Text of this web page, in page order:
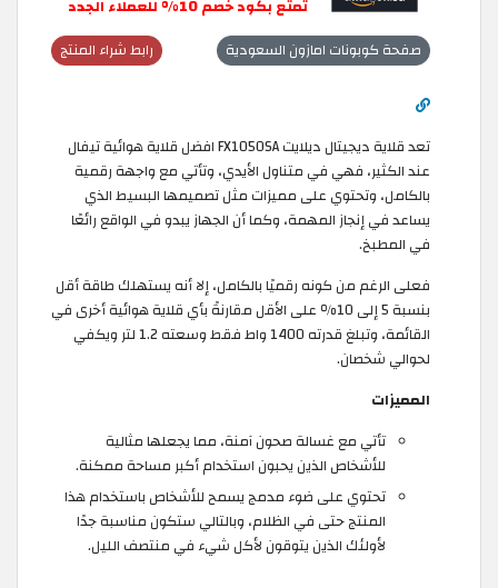
تمتع بكود خصم 10% للعملاء الجدد
رابط شراء المنتج صفحة كوبونات امازون السعودية
تعد قلاية ديجيتال ديلايت FX1050SA افضل قلاية هوائية تيفال
عند الكثير، فهي في متناول الأيدي، وتأتي مع واجهة رقمية
بالكامل، وتحتوي على مميزات مثل تصميمها البسيط الذي
يساعد في إنجاز المهمة، وكما أن الجهاز يبدو في الواقع رائعًا
في المطبخ.
فعلى الرغم من كونه رقميًا بالكامل، إلا أنه يستهلك طاقة أقل
بنسبة 5 إلى 10٪ على الأقل مقارنةً بأي قلاية هوائية أخرى في
القائمة، وتبلغ قدرته 1400 واط فقط وسعته 1.2 لتر ويكفي
لحوالي شخصان.
المميزات
تأتي مع غسالة صحون آمنة، مما يجعلها مثالية
للأشخاص الذين يحبون استخدام أكبر مساحة ممكنة.
تحتوي على ضوء مدمج يسمح للأشخاص باستخدام هذا
المنتج حتى في الظلام، وبالتالي ستكون مناسبة جدًا
لأولئك الذين يتوقون لأكل شيء في منتصف الليل.